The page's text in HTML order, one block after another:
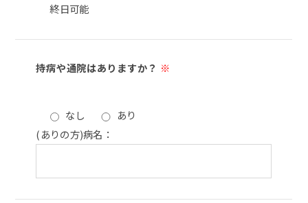
終日可能
持病や通院はありますか？ ※
なし
あり
(ありの方)病名：